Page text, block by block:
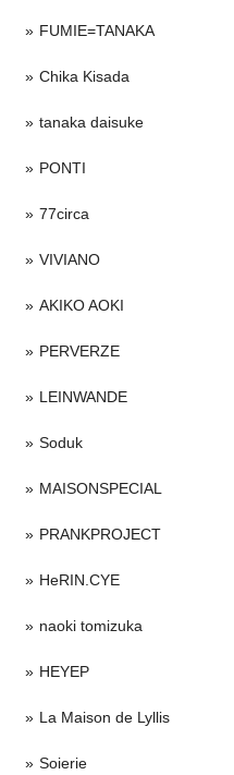
FUMIE=TANAKA
Chika Kisada
tanaka daisuke
PONTI
77circa
VIVIANO
AKIKO AOKI
PERVERZE
LEINWANDE
Soduk
MAISONSPECIAL
PRANKPROJECT
HeRIN.CYE
naoki tomizuka
HEYEP
La Maison de Lyllis
Soierie